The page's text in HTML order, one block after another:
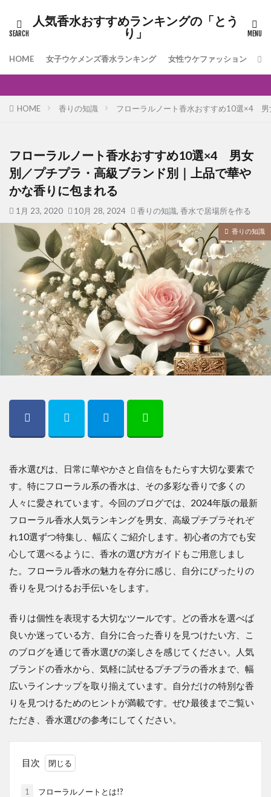
人気香水おすすめランキングの「とう
り」
HOME 女子ウケメンズ香水ランキング 女性ウケファッション [年
HOME 香りの知識 フローラルノート香水おすすめ10選×4 男
フローラルノート香水おすすめ10選×4 男女
別／プチプラ・高級ブランド別｜上品で華や
かな香りに包まれる
1月 23, 2020 10月 28, 2024 香りの知識, 香水で居場所を作る
香りの知識
香水選びは、日常に華やかさと自信をもたらす大切な要素で
す。特にフローラル系の香水は、その多彩な香りで多くの
人々に愛されています。今回のブログでは、2024年版の最新
フローラル香水人気ランキングを男女、高級プチプラそれぞ
れ10選ずつ特集し、幅広くご紹介します。初心者の方でも安
心して選べるように、香水の選び方ガイドもご用意しまし
た。フローラル香水の魅力を存分に感じ、自分にぴったりの
香りを見つけるお手伝いをします。
香りは個性を表現する大切なツールです。どの香水を選べば
良いか迷っている方、自分に合った香りを見つけたい方、こ
のブログを通じて香水選びの楽しさを感じてください。人気
ブランドの香水から、気軽に試せるプチプラの香水まで、幅
広いラインナップを取り揃えています。自分だけの特別な香
りを見つけるためのヒントが満載です。ぜひ最後までご覧い
ただき、香水選びの参考にしてください。
目次
1 フローラルノートとは!?